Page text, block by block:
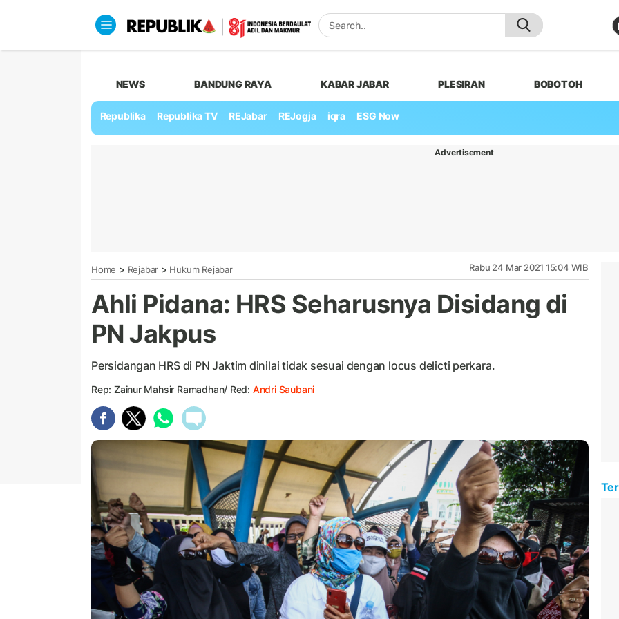
NEWS BANDUNG RAYA KABAR JABAR PLESIRAN BOBOTOH
Republika Republika TV REJabar REJogja iqra ESG Now
Advertisement
Home > Rejabar > Hukum Rejabar Rabu 24 Mar 2021 15:04 WIB
Ahli Pidana: HRS Seharusnya Disidang di
PN Jakpus
Persidangan HRS di PN Jaktim dinilai tidak sesuai dengan locus delicti perkara.
Rep: Zainur Mahsir Ramadhan/ Red: Andri Saubani